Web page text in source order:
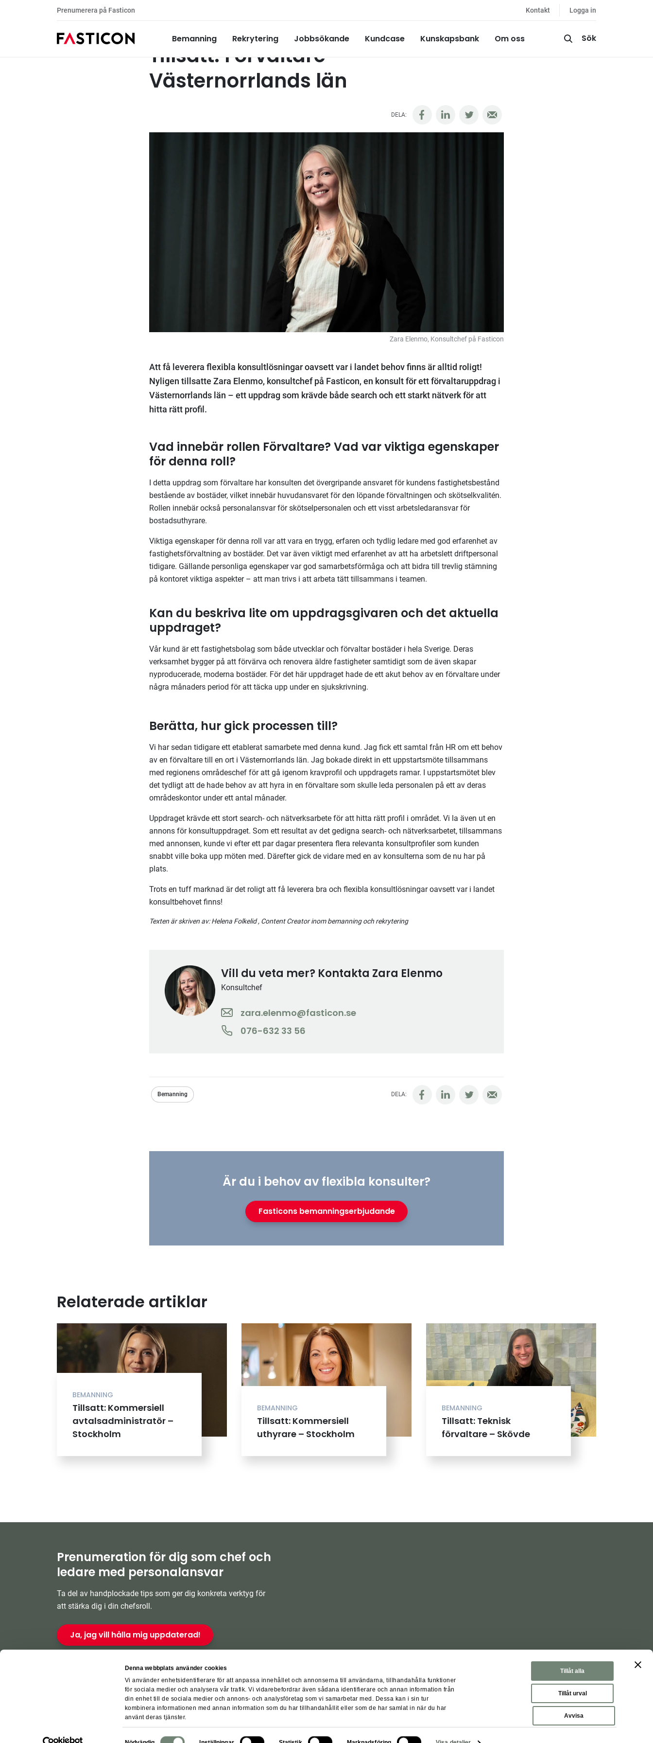
Denna webbplats använder cookies
Vi använder enhetsidentifierare för att anpassa innehållet och annonserna till användarna, tillhandahålla funktioner
för sociala medier och analysera vår trafik. Vi vidarebefordrar även sådana identifierare och annan information från
din enhet till de sociala medier och annons- och analysföretag som vi samarbetar med. Dessa kan i sin tur
kombinera informationen med annan information som du har tillhandahållit eller som de har samlat in när du har
använt deras tjänster.
Samtyckesval
Tillåt alla
Tillåt urval
Avvisa
Prenumerera på Fasticon Kontakt Logga in
Bemanning Rekrytering Jobbsökande Kundcase Kunskapsbank Om oss Sök
Kundcase Bemanning
Tillsatt: Förvaltare –
Västernorrlands län
DELA:
Zara Elenmo, Konsultchef på Fasticon
Att få leverera flexibla konsultlösningar oavsett var i landet behov finns är alltid roligt!
Nyligen tillsatte Zara Elenmo, konsultchef på Fasticon, en konsult för ett förvaltaruppdrag i
Västernorrlands län – ett uppdrag som krävde både search och ett starkt nätverk för att
hitta rätt profil.
Vad innebär rollen Förvaltare? Vad var viktiga egenskaper
för denna roll?
I detta uppdrag som förvaltare har konsulten det övergripande ansvaret för kundens fastighetsbestånd
bestående av bostäder, vilket innebär huvudansvaret för den löpande förvaltningen och skötselkvalitén.
Rollen innebär också personalansvar för skötselpersonalen och ett visst arbetsledaransvar för
bostadsuthyrare.
Viktiga egenskaper för denna roll var att vara en trygg, erfaren och tydlig ledare med god erfarenhet av
fastighetsförvaltning av bostäder. Det var även viktigt med erfarenhet av att ha arbetslett driftpersonal
tidigare. Gällande personliga egenskaper var god samarbetsförmåga och att bidra till trevlig stämning
på kontoret viktiga aspekter – att man trivs i att arbeta tätt tillsammans i teamen.
Kan du beskriva lite om uppdragsgivaren och det aktuella
uppdraget?
Vår kund är ett fastighetsbolag som både utvecklar och förvaltar bostäder i hela Sverige. Deras
verksamhet bygger på att förvärva och renovera äldre fastigheter samtidigt som de även skapar
nyproducerade, moderna bostäder. För det här uppdraget hade de ett akut behov av en förvaltare under
några månaders period för att täcka upp under en sjukskrivning.
Berätta, hur gick processen till?
Vi har sedan tidigare ett etablerat samarbete med denna kund. Jag fick ett samtal från HR om ett behov
av en förvaltare till en ort i Västernorrlands län. Jag bokade direkt in ett uppstartsmöte tillsammans
med regionens områdeschef för att gå igenom kravprofil och uppdragets ramar. I uppstartsmötet blev
det tydligt att de hade behov av att hyra in en förvaltare som skulle leda personalen på ett av deras
områdeskontor under ett antal månader.
Uppdraget krävde ett stort search- och nätverksarbete för att hitta rätt profil i området. Vi la även ut en
annons för konsultuppdraget. Som ett resultat av det gedigna search- och nätverksarbetet, tillsammans
med annonsen, kunde vi efter ett par dagar presentera flera relevanta konsultprofiler som kunden
snabbt ville boka upp möten med. Därefter gick de vidare med en av konsulterna som de nu har på
plats.
Trots en tuff marknad är det roligt att få leverera bra och flexibla konsultlösningar oavsett var i landet
konsultbehovet finns!
Texten är skriven av:Helena Folkelid , Content Creator inom bemanning och rekrytering
Vill du veta mer? Kontakta Zara Elenmo
Konsultchef
zara.elenmo@fasticon.se
076-632 33 56
DELA:
Bemanning
Är du i behov av flexibla konsulter?
Fasticons bemanningserbjudande
Relaterade artiklar
BEMANNING
Tillsatt: Kommersiell
avtalsadministratör –
Stockholm
BEMANNING
Tillsatt: Kommersiell
uthyrare – Stockholm
BEMANNING
Tillsatt: Teknisk
förvaltare – Skövde
Prenumeration för dig som chef och
ledare med personalansvar
Ta del av handplockade tips som ger dig konkreta verktyg för
att stärka dig i din chefsroll.
Ja, jag vill hålla mig uppdaterad!
För leverantörer Integritetspolicy Visselblåsarpolicy Cookiepolicy Cookiesinställningar
© Fasticon AB 2026